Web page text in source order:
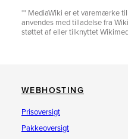
** MediaWiki er et varemærke
anvendes med tilladelse fra
støttet af eller tilknyttet
WEBHOSTING
Prisoversigt
Pakkeoversigt